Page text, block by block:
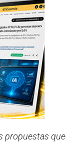
propuestas que